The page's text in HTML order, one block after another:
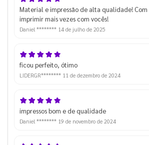
Material e impressão de alta qualidade!
imprimir mais vezes com vocês!
Daniel ******** 14 de julho de 2025
ficou perfeito, ótimo
LIDERGR******** 11 de dezembro de 2024
impressos bom e de qualidade
Daniel ******** 19 de novembro de 2024